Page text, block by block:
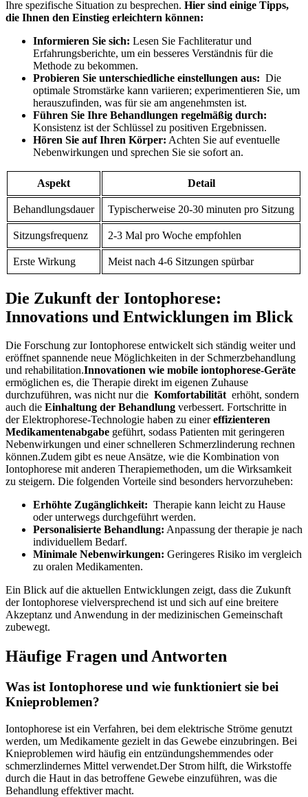
Ihre ⁣spezifische Situation zu besprechen. Hier sind einige Tipps,⁤
die Ihnen⁢ den Einstieg erleichtern‌ können:
Informieren Sie ⁣sich: Lesen⁤ Sie⁤ Fachliteratur und
Erfahrungsberichte, um ein besseres Verständnis für ⁢die
Methode zu ⁤bekommen.
Probieren Sie unterschiedliche⁢ einstellungen aus: ⁣ Die
optimale Stromstärke kann​ variieren; experimentieren Sie, ⁣um
herauszufinden, was für sie am⁤ angenehmsten ist.
Führen Sie Ihre Behandlungen regelmäßig durch:
Konsistenz⁢ ist ⁣der Schlüssel zu positiven‍ Ergebnissen.
Hören Sie auf ​Ihren Körper: Achten ‍Sie auf⁣ eventuelle
Nebenwirkungen​ und sprechen ‌Sie sie⁤ sofort ‌an.
Aspekt Detail
Behandlungsdauer Typischerweise 20-30 minuten ⁤pro Sitzung
Sitzungsfrequenz 2-3 Mal pro​ Woche empfohlen
Erste‍ Wirkung Meist nach 4-6 Sitzungen ⁤spürbar
Die Zukunft‌ der Iontophorese:
Innovations und Entwicklungen im Blick
Die⁣ Forschung⁤ zur Iontophorese entwickelt sich⁣ ständig ​weiter ​und
eröffnet spannende​ neue Möglichkeiten in der⁤ Schmerzbehandlung
und‌ rehabilitation.Innovationen wie mobile iontophorese-Geräte
ermöglichen es, ⁤die ⁣Therapie direkt ⁢im eigenen Zuhause
durchzuführen, was nicht nur die ​ Komfortabilität⁣ erhöht, sondern⁣
auch die Einhaltung der Behandlung verbessert. ‍Fortschritte in
‌der Elektrophorese-Technologie haben‍ zu einer⁢effizienteren
‍Medikamentenabgabe ⁤geführt, sodass Patienten ‍mit⁣ geringeren
Nebenwirkungen ‍und einer‌ schnelleren ⁣Schmerzlinderung rechnen
können.Zudem gibt‍ es neue Ansätze, wie die⁤ Kombination von
Iontophorese mit anderen Therapiemethoden, ⁤um die Wirksamkeit
‍zu steigern. Die folgenden Vorteile sind besonders ⁤hervorzuheben:
Erhöhte ⁤Zugänglichkeit: ⁤ Therapie ⁢kann leicht zu Hause
oder unterwegs durchgeführt werden.
Personalisierte Behandlung: Anpassung‍ der therapie je ‍nach
​individuellem Bedarf.
Minimale Nebenwirkungen: ⁢Geringeres Risiko im vergleich
zu oralen Medikamenten.
Ein Blick auf die aktuellen Entwicklungen zeigt, ⁤dass die Zukunft
der​ Iontophorese vielversprechend ist und sich‍ auf eine ​breitere​
Akzeptanz​ und ‍Anwendung in der medizinischen ⁤Gemeinschaft
zubewegt.
Häufige Fragen ⁤und ​Antworten
Was ist Iontophorese und⁢ wie ‌funktioniert ⁢sie bei
Knieproblemen?
Iontophorese ist ein Verfahren, bei dem ‍elektrische ⁤Ströme‌ genutzt
werden, um Medikamente gezielt in das Gewebe einzubringen. ‍Bei
Knieproblemen wird häufig ein entzündungshemmendes oder⁣
schmerzlindernes​ Mittel verwendet.Der Strom hilft,⁤ die Wirkstoffe
durch‌ die⁢ Haut in das ‌betroffene Gewebe ‍einzuführen,⁢ was die⁣
Behandlung effektiver macht.